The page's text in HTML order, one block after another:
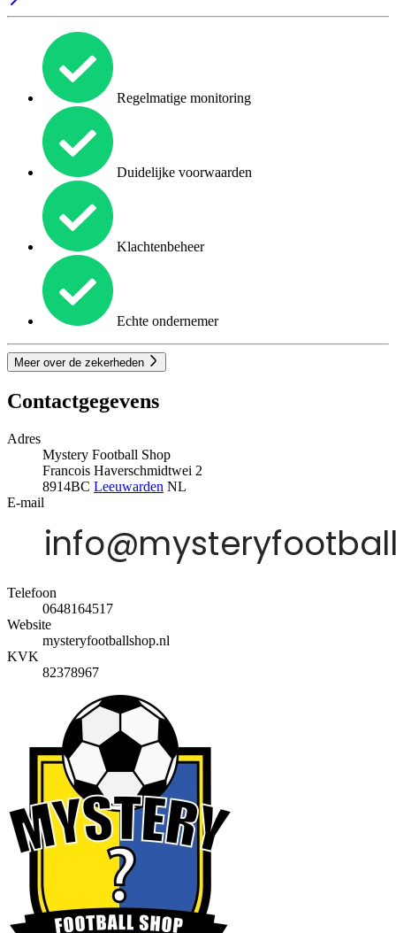
Regelmatige monitoring
Duidelijke voorwaarden
Klachtenbeheer
Echte ondernemer
Meer over de zekerheden
Contactgegevens
Adres
Mystery Football Shop
Francois Haverschmidtwei 2
8914BC Leeuwarden NL
E-mail
Telefoon
0648164517
Website
mysteryfootballshop.nl
KVK
82378967